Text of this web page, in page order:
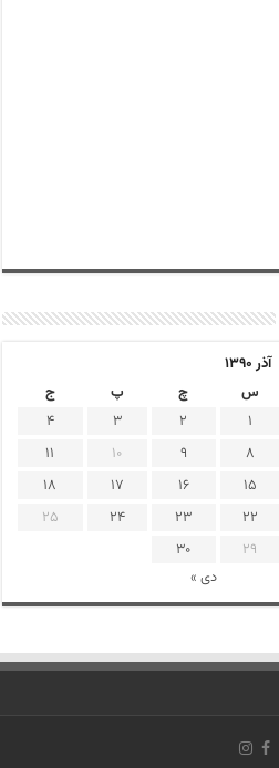
آذر ۱۳۹۰
س چ پ ج
دی »
1
2
3
4
8
9
10
11
15
16
17
18
22
23
24
25
29
30